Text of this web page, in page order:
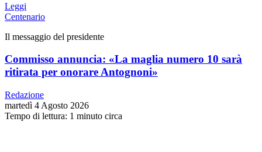
Leggi
Centenario
Il messaggio del presidente
Commisso annuncia: «La maglia numero 10 sarà
ritirata per onorare Antognoni»
Redazione
martedì 4 Agosto 2026
Tempo di lettura: 1 minuto circa